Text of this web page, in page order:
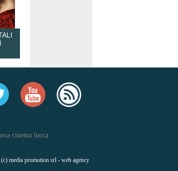
cinema lucca
(c) media promotion srl - web agency